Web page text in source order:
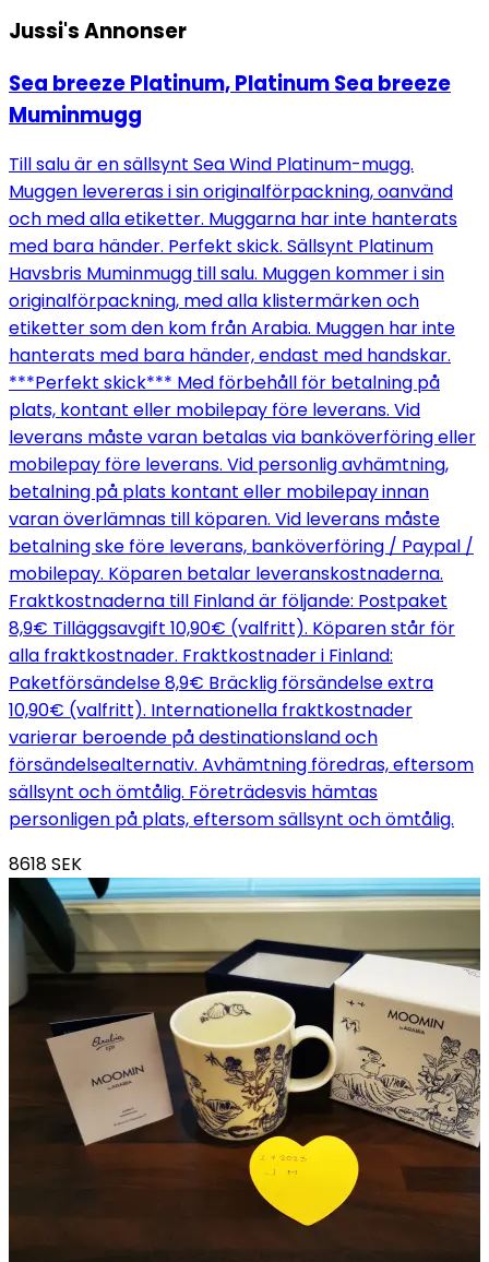
Jussi'sAnnonser
Sea breeze Platinum, Platinum Sea breeze
Muminmugg
Till salu är en sällsynt Sea Wind Platinum-mugg.
Muggen levereras i sin originalförpackning, oanvänd
och med alla etiketter. Muggarna har inte hanterats
med bara händer. Perfekt skick. Sällsynt Platinum
Havsbris Muminmugg till salu. Muggen kommer i sin
originalförpackning, med alla klistermärken och
etiketter som den kom från Arabia. Muggen har inte
hanterats med bara händer, endast med handskar.
***Perfekt skick*** Med förbehåll för betalning på
plats, kontant eller mobilepay före leverans. Vid
leverans måste varan betalas via banköverföring eller
mobilepay före leverans. Vid personlig avhämtning,
betalning på plats kontant eller mobilepay innan
varan överlämnas till köparen. Vid leverans måste
betalning ske före leverans, banköverföring / Paypal /
mobilepay. Köparen betalar leveranskostnaderna.
Fraktkostnaderna till Finland är följande: Postpaket
8,9€ Tilläggsavgift 10,90€ (valfritt). Köparen står för
alla fraktkostnader. Fraktkostnader i Finland:
Paketförsändelse 8,9€ Bräcklig försändelse extra
10,90€ (valfritt). Internationella fraktkostnader
varierar beroende på destinationsland och
försändelsealternativ. Avhämtning föredras, eftersom
sällsynt och ömtålig. Företrädesvis hämtas
personligen på plats, eftersom sällsynt och ömtålig.
8618SEK